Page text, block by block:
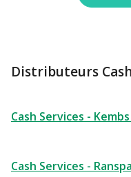
Distributeurs
Cash Services - Kembs
Cash Services -